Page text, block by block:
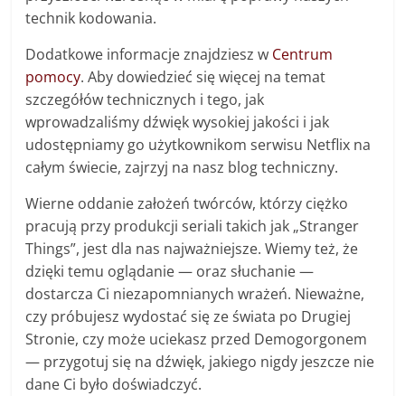
technik kodowania.
Dodatkowe informacje znajdziesz w Centrum
pomocy. Aby dowiedzieć się więcej na temat
szczegółów technicznych i tego, jak
wprowadzaliśmy dźwięk wysokiej jakości i jak
udostępniamy go użytkownikom serwisu Netflix na
całym świecie, zajrzyj na nasz blog techniczny.
Wierne oddanie założeń twórców, którzy ciężko
pracują przy produkcji seriali takich jak „Stranger
Things”, jest dla nas najważniejsze. Wiemy też, że
dzięki temu oglądanie — oraz słuchanie —
dostarcza Ci niezapomnianych wrażeń. Nieważne,
czy próbujesz wydostać się ze świata po Drugiej
Stronie, czy może uciekasz przed Demogorgonem
— przygotuj się na dźwięk, jakiego nigdy jeszcze nie
dane Ci było doświadczyć.